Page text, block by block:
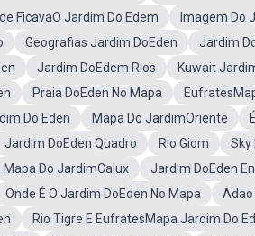
FicavaO Jardim Do Edem Imagem Do
Geografias Jardim DoEden Jardim
Jardim DoEdem Rios Kuwait
Praia DoEden No Mapa
Do Eden
Mapa Do JardimOriente
Jardim DoEden Quadro Rio Giom Sky
Mapa Do JardimCalux Jardim DoEden
Onde É O Jardim DoEden No Mapa Adao
Rio Tigre E EufratesMapa Jardim Do